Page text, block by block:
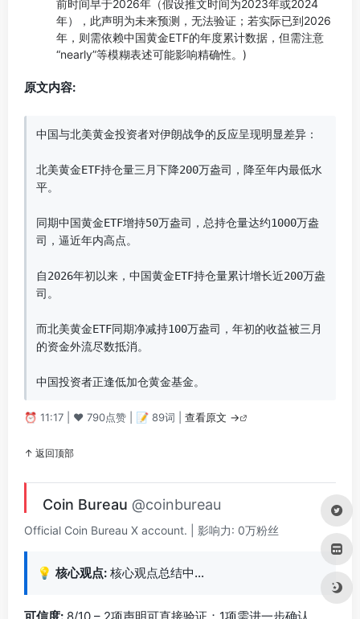
前时间早于2026年（假设推文时间为2023年或2024
年），此声明为未来预测，无法验证；若实际已到2026
年，则需依赖中国黄金ETF的年度累计数据，但需注意
“nearly”等模糊表述可能影响精确性。)
原文内容:
中国与北美黄金投资者对伊朗战争的反应呈现明显差异：
北美黄金ETF持仓量三月下降200万盎司，降至年内最低水
平。
同期中国黄金ETF增持50万盎司，总持仓量达约1000万盎
司，逼近年内高点。
自2026年初以来，中国黄金ETF持仓量累计增长近200万盎
司。
而北美黄金ETF同期净减持100万盎司，年初的收益被三月
的资金外流尽数抵消。
中国投资者正逢低加仓黄金基金。
⏰ 11:17 | ❤️ 790点赞 | 📝 89词 | 查看原文 →
↑ 返回顶部
Coin Bureau @coinbureau
Official Coin Bureau X account. | 影响力: 0万粉丝
💡 核心观点: 核心观点总结中…